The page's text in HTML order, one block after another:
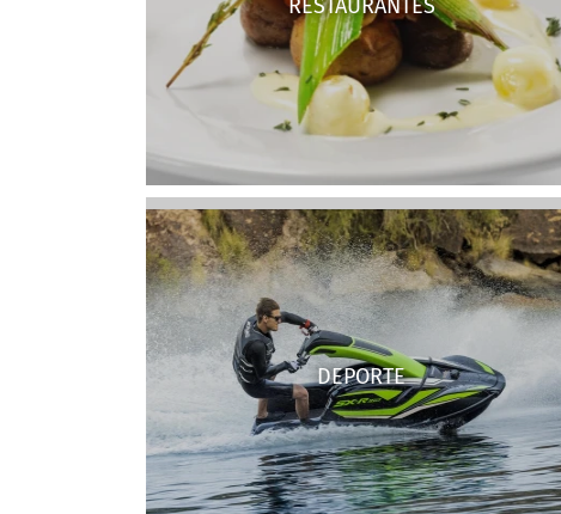
RESTAURANTES
DEPORTE